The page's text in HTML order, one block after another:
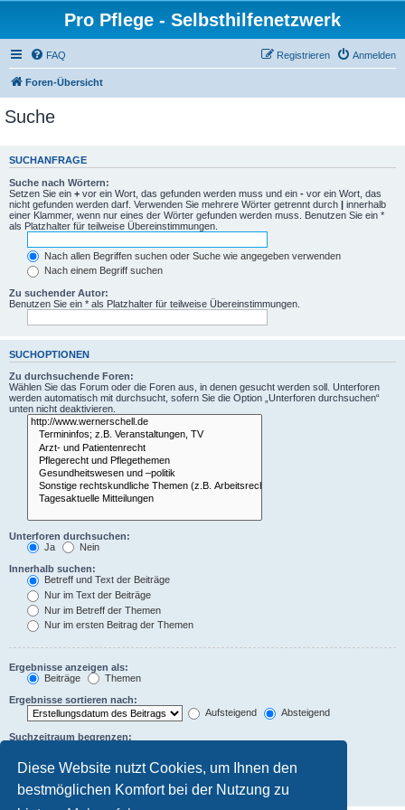
Diese Website nutzt Cookies, um Ihnen den
bestmöglichen Komfort bei der Nutzung zu
Pro Pflege - Selbsthilfenetzwerk
FAQ Anmelden
Registrieren
Foren-Übersicht
Suche
SUCHANFRAGE
Suche nach Wörtern:
Setzen Sie ein + vor ein Wort, das gefunden werden muss und ein - vor ein Wort, das
nicht gefunden werden darf. Verwenden Sie mehrere Wörter getrennt durch | innerhalb
einer Klammer, wenn nur eines der Wörter gefunden werden muss. Benutzen Sie ein *
als Platzhalter für teilweise Übereinstimmungen.
Nach allen Begriffen suchen oder Suche wie angegeben verwenden
Nach einem Begriff suchen
Zu suchender Autor:
Benutzen Sie ein * als Platzhalter für teilweise Übereinstimmungen.
SUCHOPTIONEN
Zu durchsuchende Foren:
Wählen Sie das Forum oder die Foren aus, in denen gesucht werden soll. Unterforen
werden automatisch mit durchsucht, sofern Sie die Option „Unterforen durchsuchen“
unten nicht deaktivieren.
Unterforen durchsuchen:
Ja
Nein
Innerhalb suchen:
Betreff und Text der Beiträge
Nur im Text der Beiträge
Nur im Betreff der Themen
Nur im ersten Beitrag der Themen
Ergebnisse anzeigen als:
Beiträge
Themen
Ergebnisse sortieren nach:
Aufsteigend
Absteigend
Suchzeitraum begrenzen:
Die ersten:
Zeichen der Beiträge anzeigen